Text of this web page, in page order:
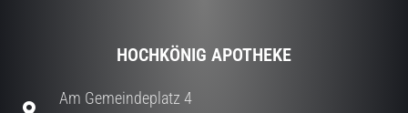
HOCHKÖNIG APOTHEKE
Am Gemeindeplatz 4